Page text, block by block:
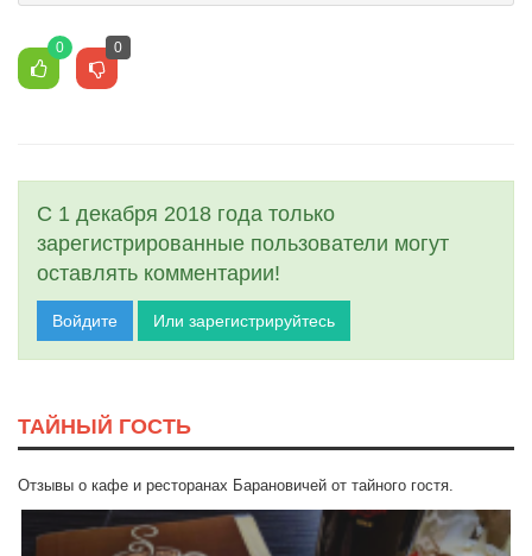
0 0
С 1 декабря 2018 года только
зарегистрированные пользователи могут
оставлять комментарии!
Войдите Или зарегистрируйтесь
ТАЙНЫЙ ГОСТЬ
Отзывы о кафе и ресторанах Барановичей от тайного гостя.